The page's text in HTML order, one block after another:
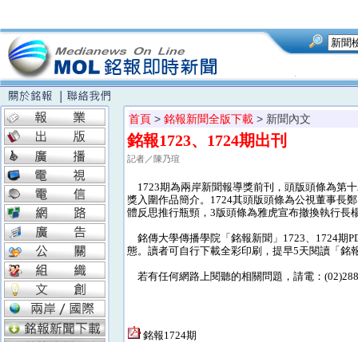
首頁 > 銘報新聞全版下載 > 新聞內文
銘報1723、1724期出刊
記者／陳乃瑄
1723期為兩岸新聞報導獎前刊，頭版頭條為第
獎入圍作品簡介。1724其頭版頭條為公視董事長
體反思推行瓶頸，3版頭條為雅虎宣布撤換執行
銘傳大學傳播學院「銘報新聞」1723、1724期
態。讀者可自行下載全彩印刷，提早5天閱讀「銘
若有任何網路上閱聽的相關問題，請電：
銘報1724期